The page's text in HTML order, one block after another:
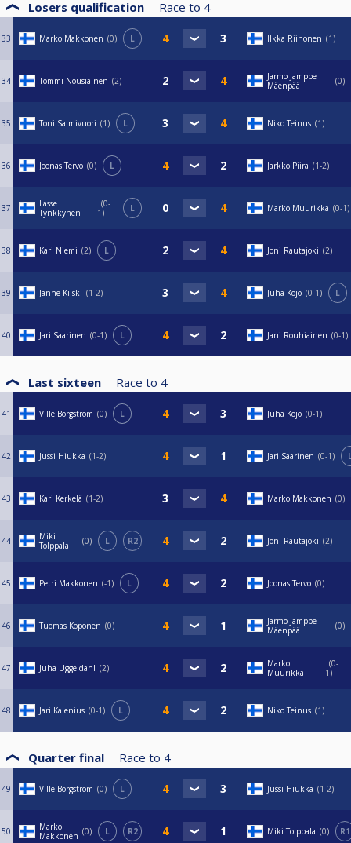
Losers qualification Race to 4
33 Marko Makkonen 0 L Ilkka Riihonen 1
34 Tommi Nousiainen 2
Jarmo Jamppe
Mäenpää
0
35 Toni Salmivuori 1 L Niko Teinus 1
36 Joonas Tervo 0 L Jarkko Piira 1-2
37
Lasse
Tynkkynen
0-
1
L Marko Muurikka 0-1
38 Kari Niemi 2 L Joni Rautajoki 2
39 Janne Kiiski 1-2 Juha Kojo 0-1 L
40 Jari Saarinen 0-1 L Jani Rouhiainen 0-1
Last sixteen Race to 4
41 Ville Borgström 0 L Juha Kojo 0-1
42 Jussi Hiukka 1-2 Jari Saarinen 0-1
43 Kari Kerkelä 1-2 Marko Makkonen 0
44
Miki
Tolppala
0 L R2 Joni Rautajoki 2
45 Petri Makkonen -1 L Joonas Tervo 0
46 Tuomas Koponen 0
Jarmo Jamppe
Mäenpää
0
47 Juha Uggeldahl 2
Marko
Muurikka
0-
1
48 Jari Kalenius 0-1 L Niko Teinus 1
Quarter final Race to 4
49 Ville Borgström 0 L Jussi Hiukka 1-2
50
Marko
Makkonen
0 L R2 Miki Tolppala 0 R1